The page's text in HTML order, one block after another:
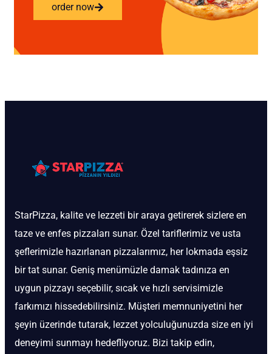
order now
StarPizza, kalite ve lezzeti bir araya getirerek sizlere en
taze ve enfes pizzaları sunar. Özel tariflerimiz ve usta
şeflerimizle hazırlanan pizzalarımız, her lokmada eşsiz
bir tat sunar. Geniş menümüzle damak tadınıza en
uygun pizzayı seçebilir, sıcak ve hızlı servisimizle
farkımızı hissedebilirsiniz. Müşteri memnuniyetini her
şeyin üzerinde tutarak, lezzet yolculuğunuzda size en iyi
deneyimi sunmayı hedefliyoruz. Bizi takip edin,